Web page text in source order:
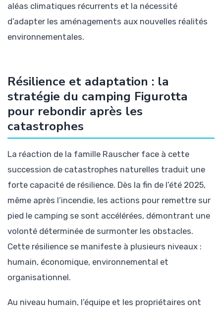
aléas climatiques récurrents et la nécessité
d’adapter les aménagements aux nouvelles réalités
environnementales.
Résilience et adaptation : la
stratégie du camping Figurotta
pour rebondir après les
catastrophes
La réaction de la famille Rauscher face à cette
succession de catastrophes naturelles traduit une
forte capacité de résilience. Dès la fin de l’été 2025,
même après l’incendie, les actions pour remettre sur
pied le camping se sont accélérées, démontrant une
volonté déterminée de surmonter les obstacles.
Cette résilience se manifeste à plusieurs niveaux :
humain, économique, environnemental et
organisationnel.
Au niveau humain, l’équipe et les propriétaires ont